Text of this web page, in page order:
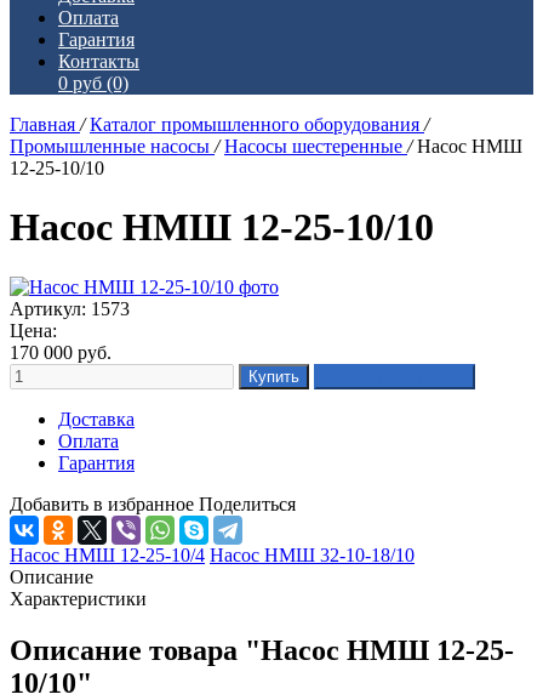
Оплата
Гарантия
Контакты
0 руб (0)
Главная / Каталог промышленного оборудования /
Промышленные насосы / Насосы шестеренные / Насос НМШ
12-25-10/10
Насос НМШ 12-25-10/10
Артикул: 1573
Цена:
170 000 руб.
Доставка
Оплата
Гарантия
Добавить в избранное Поделиться
Насос НМШ 12-25-10/4 Насос НМШ 32-10-18/10
Описание
Характеристики
Описание товара "Насос НМШ 12-25-
10/10"